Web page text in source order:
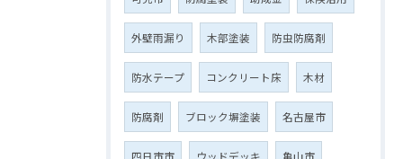
外壁雨漏り 木部塗装 防虫防腐剤
防水テープ コンクリート床 木材
防腐剤 ブロック塀塗装 名古屋市